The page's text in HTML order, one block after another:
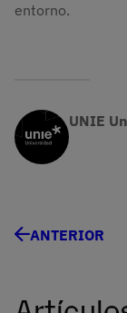
entorno.
UNIE
ANTERIOR